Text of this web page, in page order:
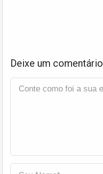
Deixe um comentário